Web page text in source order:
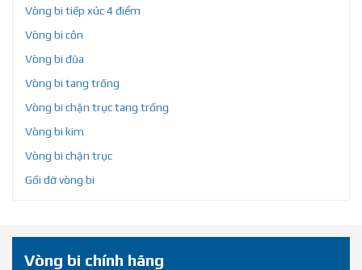
Vòng bi tiếp xúc 4 điểm
Vòng bi côn
Vòng bi đũa
Vòng bi tang trống
Vòng bi chặn trục tang trống
Vòng bi kim
Vòng bi chặn trục
Gối đỡ vòng bi
Vòng bi chính hãng